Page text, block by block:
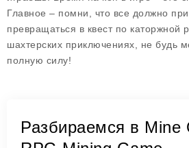
Главное – помни, что все должно
превращаться в квест по каторжной
шахтерских приключениях, не будь
полную силу!
Разбираемся в Mine